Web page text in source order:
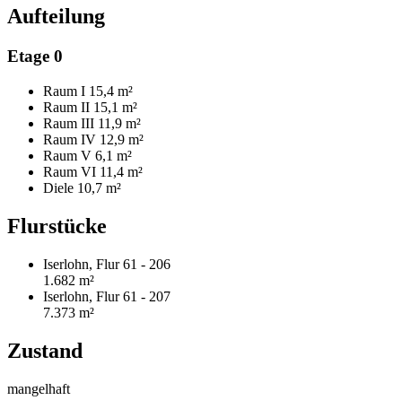
Aufteilung
Etage 0
Raum I 15,4 m²
Raum II 15,1 m²
Raum III 11,9 m²
Raum IV 12,9 m²
Raum V 6,1 m²
Raum VI 11,4 m²
Diele 10,7 m²
Flurstücke
Iserlohn, Flur 61 - 206
1.682 m²
Iserlohn, Flur 61 - 207
7.373 m²
Zustand
mangelhaft